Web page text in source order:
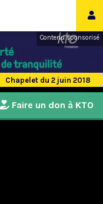
Contenu sponsorisé
Chapelet du 2 juin 2018
Faire un don à KTO